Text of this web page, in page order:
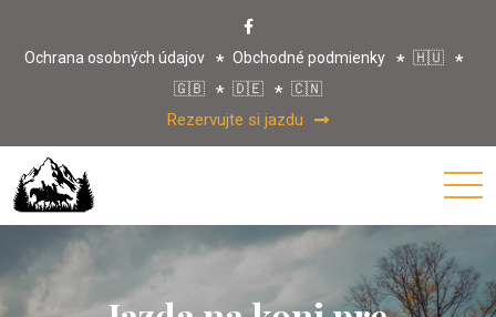
Ochrana osobných údajov Obchodné podmienky
🇭🇺
🇬🇧
🇩🇪 🇨🇳
Rezervujte si jazdu